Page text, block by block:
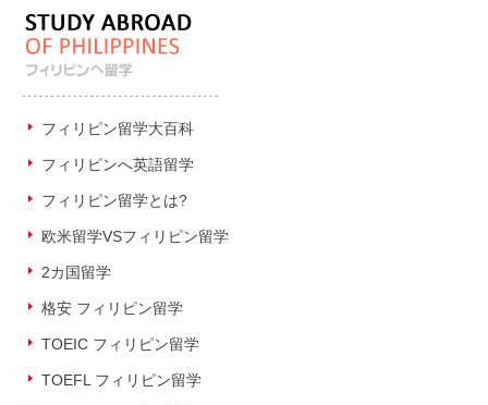
フィリピン留学大百科
フィリピンへ英語留学
フィリピン留学とは?
欧米留学VSフィリピン留学
2カ国留学
格安 フィリピン留学
TOEIC フィリピン留学
TOEFL フィリピン留学